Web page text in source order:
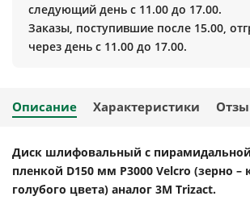
следующий день с 11.00 до 17.00.
Заказы, поступившие после 15.00,
через день с 11.00 до 17.00.
Описание Характеристики
Диск шлифовальный с
пленкой D150 мм P3000 Velcro (зерно
голубого цвета) аналог 3M Trizact.